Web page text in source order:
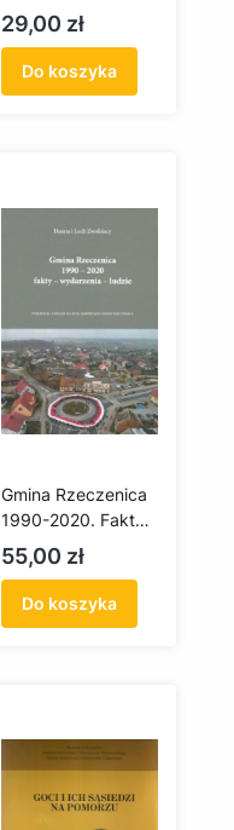
(antykwariat)
Cena
29,00 zł
Do koszyka
Gmina Rzeczenica
1990-2020. Fakty -
wydarzenia - ludzie
Cena
55,00 zł
Do koszyka